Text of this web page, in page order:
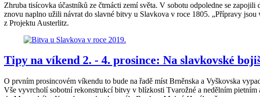
Zhruba tisícovka účastníků ze čtrnácti zemí světa. V sobotu odpoledne se
znovu naplno užili návrat do slavné bitvy u Slavkova v roce 1805. „Přípravy
z Projektu Austerlitz.
Tipy na víkend 2. - 4. prosince: Na slavkovské
O prvním prosincovém víkendu to bude na řadě míst Brněnska a Vyškovska
Vše vyvrcholí sobotní rekonstrukcí bitvy v blízkosti Tvarožné a nedělním